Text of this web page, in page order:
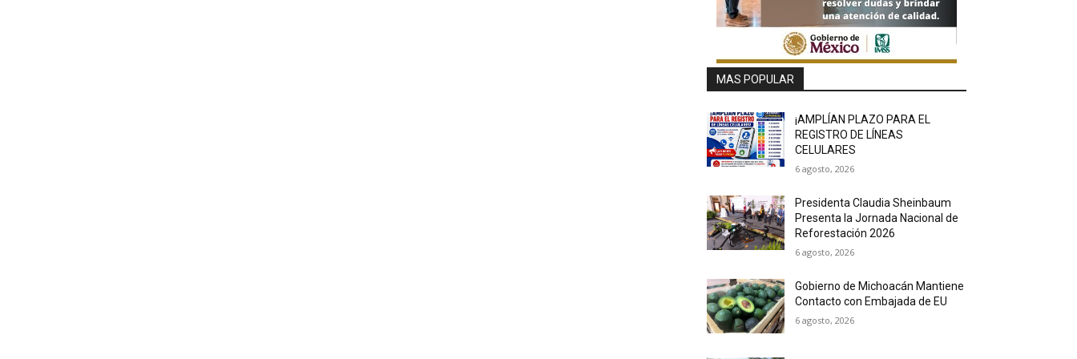
MAS POPULAR
¡AMPLÍAN PLAZO PARA EL
REGISTRO DE LÍNEAS
CELULARES
6 agosto, 2026
Presidenta Claudia Sheinbaum
Presenta la Jornada Nacional de
Reforestación 2026
6 agosto, 2026
Gobierno de Michoacán Mantiene
Contacto con Embajada de EU
6 agosto, 2026